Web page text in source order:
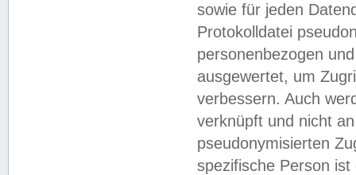
sowie für jeden
Protokolldatei
personenbezogen
ausgewertet, um
verbessern. Auch
verknüpft und nicht
pseudonymisierten
spezifische Person